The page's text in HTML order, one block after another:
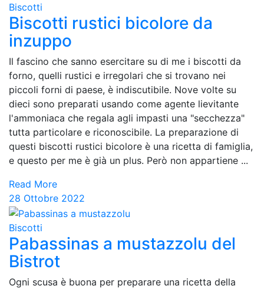
Biscotti
Biscotti rustici bicolore da
inzuppo
Il fascino che sanno esercitare su di me i biscotti da
forno, quelli rustici e irregolari che si trovano nei
piccoli forni di paese, è indiscutibile. Nove volte su
dieci sono preparati usando come agente lievitante
l'ammoniaca che regala agli impasti una "secchezza"
tutta particolare e riconoscibile. La preparazione di
questi biscotti rustici bicolore è una ricetta di famiglia,
e questo per me è già un plus. Però non appartiene ...
Read More
28 Ottobre 2022
Biscotti
Pabassinas a mustazzolu del
Bistrot
Ogni scusa è buona per preparare una ricetta della